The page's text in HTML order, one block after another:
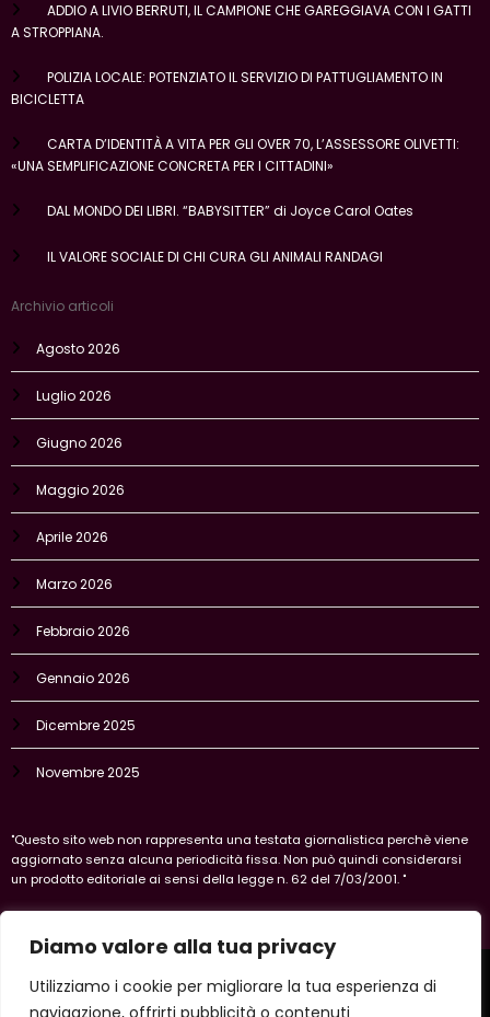
Diamo valore alla tua privacy
Utilizziamo i cookie per migliorare la tua esperienza di
navigazione, offrirti pubblicità o contenuti
ADDIO A LIVIO BERRUTI, IL CAMPIONE CHE GAREGGIAVA CON I GATTI
A STROPPIANA.
POLIZIA LOCALE: POTENZIATO IL SERVIZIO DI PATTUGLIAMENTO IN
BICICLETTA
CARTA D’IDENTITÀ A VITA PER GLI OVER 70, L’ASSESSORE OLIVETTI:
«UNA SEMPLIFICAZIONE CONCRETA PER I CITTADINI»
DAL MONDO DEI LIBRI. “BABYSITTER” di Joyce Carol Oates
IL VALORE SOCIALE DI CHI CURA GLI ANIMALI RANDAGI
Archivio articoli
Agosto 2026
Luglio 2026
Giugno 2026
Maggio 2026
Aprile 2026
Marzo 2026
Febbraio 2026
Gennaio 2026
Dicembre 2025
Novembre 2025
"Questo sito web non rappresenta una testata giornalistica perchè viene
aggiornato senza alcuna periodicità fissa. Non può quindi considerarsi
un prodotto editoriale ai sensi della legge n. 62 del 7/03/2001. "
Vercelli